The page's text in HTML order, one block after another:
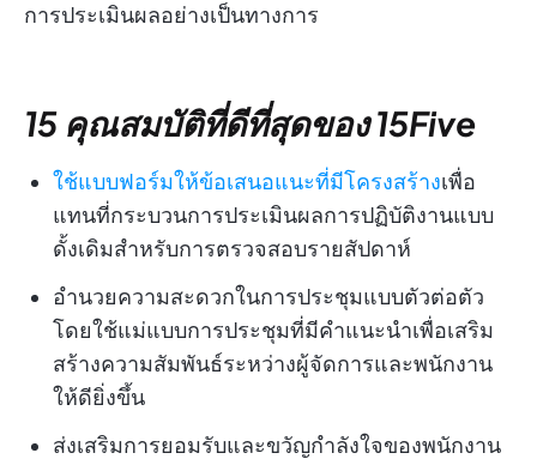
การประเมินผลอย่างเป็นทางการ
15 คุณสมบัติที่ดีที่สุดของ 15Five
ใช้แบบฟอร์มให้ข้อเสนอแนะที่มีโครงสร้างเพื่อ
แทนที่กระบวนการประเมินผลการปฏิบัติงานแบบ
ดั้งเดิมสำหรับการตรวจสอบรายสัปดาห์
อำนวยความสะดวกในการประชุมแบบตัวต่อตัว
โดยใช้แม่แบบการประชุมที่มีคำแนะนำเพื่อเสริม
สร้างความสัมพันธ์ระหว่างผู้จัดการและพนักงาน
ให้ดียิ่งขึ้น
ส่งเสริมการยอมรับและขวัญกำลังใจของพนักงาน